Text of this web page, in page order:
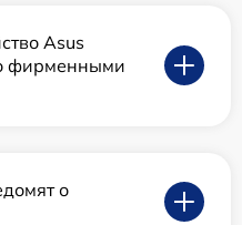
Asus
фирменными
о